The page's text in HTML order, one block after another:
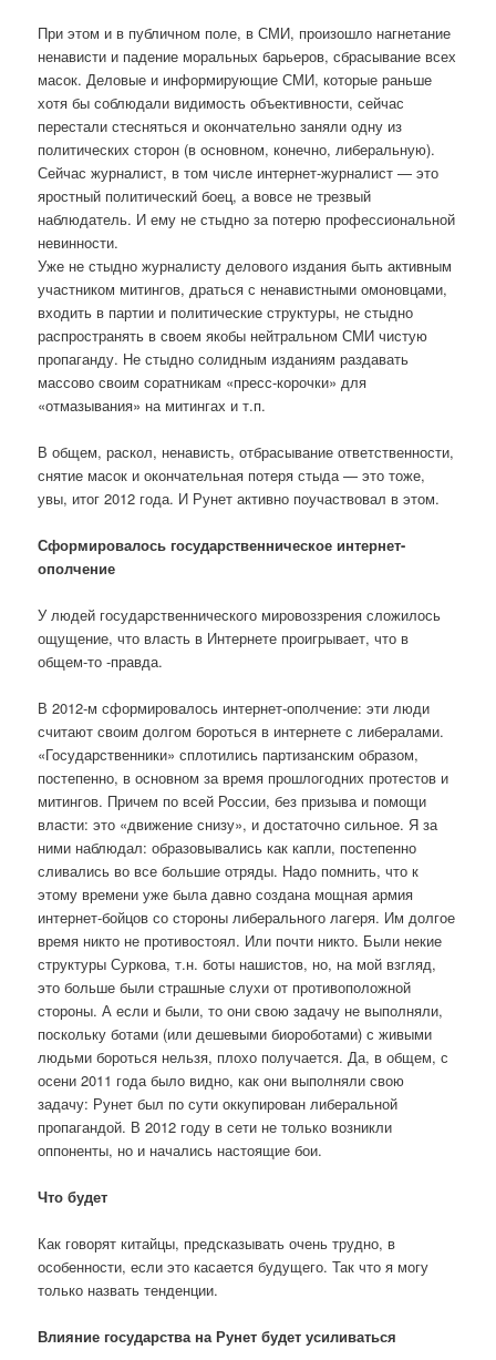
При этом и в публичном поле, в СМИ, произошло нагнетание
ненависти и падение моральных барьеров, сбрасывание всех
масок. Деловые и информирующие СМИ, которые раньше
хотя бы соблюдали видимость объективности, сейчас
перестали стесняться и окончательно заняли одну из
политических сторон (в основном, конечно, либеральную).
Сейчас журналист, в том числе интернет-журналист — это
яростный политический боец, а вовсе не трезвый
наблюдатель. И ему не стыдно за потерю профессиональной
невинности.
Уже не стыдно журналисту делового издания быть активным
участником митингов, драться с ненавистными омоновцами,
входить в партии и политические структуры, не стыдно
распространять в своем якобы нейтральном СМИ чистую
пропаганду. Не стыдно солидным изданиям раздавать
массово своим соратникам «пресс-корочки» для
«отмазывания» на митингах и т.п.
В общем, раскол, ненависть, отбрасывание ответственности,
снятие масок и окончательная потеря стыда — это тоже,
увы, итог 2012 года. И Рунет активно поучаствовал в этом.
Сформировалось государственническое интернет-
ополчение
У людей государственнического мировоззрения сложилось
ощущение, что власть в Интернете проигрывает, что в
общем-то -правда.
В 2012-м сформировалось интернет-ополчение: эти люди
считают своим долгом бороться в интернете с либералами.
«Государственники» сплотились партизанским образом,
постепенно, в основном за время прошлогодних протестов и
митингов. Причем по всей России, без призыва и помощи
власти: это «движение снизу», и достаточно сильное. Я за
ними наблюдал: образовывались как капли, постепенно
сливались во все большие отряды. Надо помнить, что к
этому времени уже была давно создана мощная армия
интернет-бойцов со стороны либерального лагеря. Им долгое
время никто не противостоял. Или почти никто. Были некие
структуры Суркова, т.н. боты нашистов, но, на мой взгляд,
это больше были страшные слухи от противоположной
стороны. А если и были, то они свою задачу не выполняли,
поскольку ботами (или дешевыми биороботами) с живыми
людьми бороться нельзя, плохо получается. Да, в общем, с
осени 2011 года было видно, как они выполняли свою
задачу: Рунет был по сути оккупирован либеральной
пропагандой. В 2012 году в сети не только возникли
оппоненты, но и начались настоящие бои.
Что будет
Как говорят китайцы, предсказывать очень трудно, в
особенности, если это касается будущего. Так что я могу
только назвать тенденции.
Влияние государства на Рунет будет усиливаться